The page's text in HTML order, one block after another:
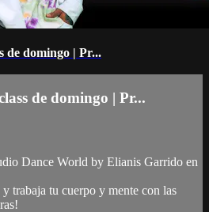
de domingo | Pr...
de domingo | Pr...
Dance World by Elianis Garrido en
trabaja tu cuerpo y mente con las